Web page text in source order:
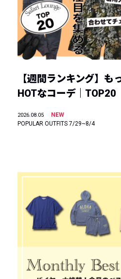
【週間ランキング】も
HOTなコーデ｜TOP20
2026.08.05
NEW
POPULAR OUTFITS 7/29~8/4